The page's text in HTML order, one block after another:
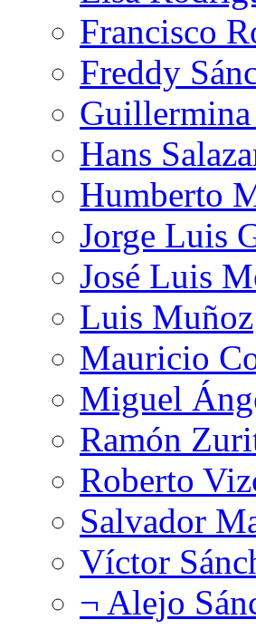
Francisco
Freddy
Hans
Humberto
Jorge Luis
José Luis
Luis Muñoz
Mauricio
Miguel
Ramón
Roberto
Salvador
Víctor
¬ Alejo